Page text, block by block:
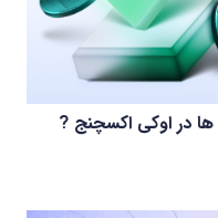
ها در اوکی اکسچنج ?